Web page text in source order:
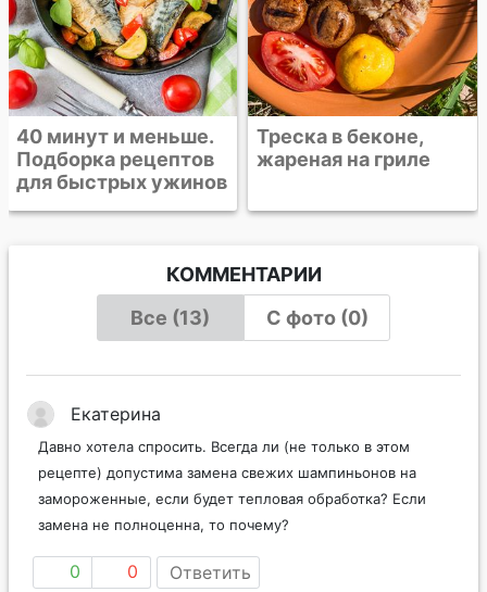
Треска в беконе,
жареная на гриле
КОММЕНТАРИИ
Все (13)
С фото (0)
Екатерина
Давно хотела спросить. Всегда ли (не только в этом
рецепте) допустима замена свежих шампиньонов на
замороженные, если будет тепловая обработка? Если
замена не полноценна, то почему?
0 0 Ответить